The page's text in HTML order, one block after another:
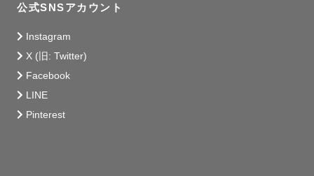
公式SNSアカウント
Instagram
X (旧: Twitter)
Facebook
LINE
Pinterest